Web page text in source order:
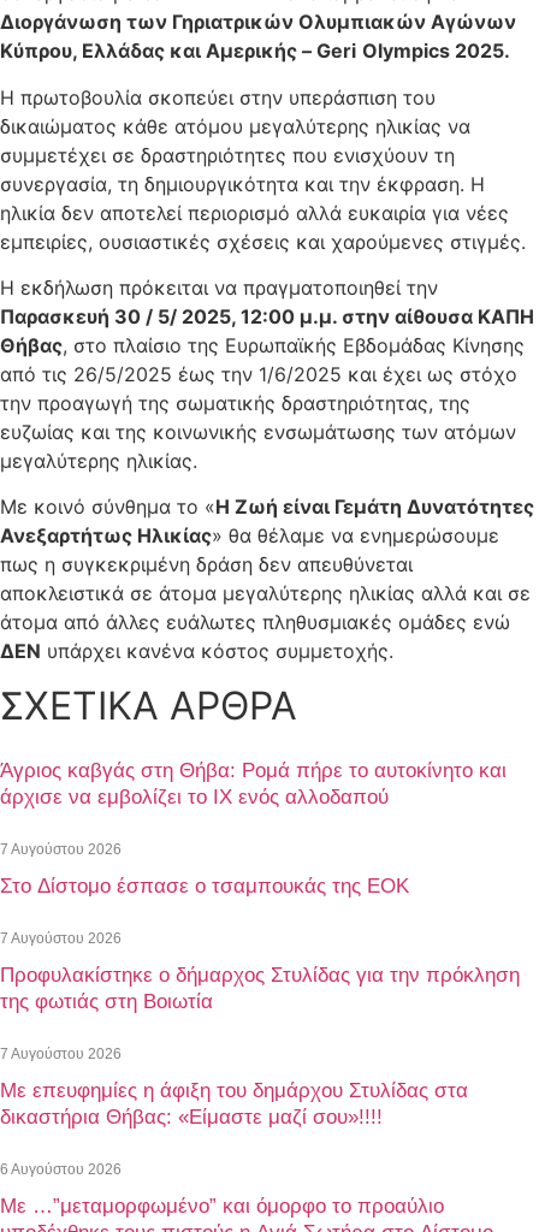
Διοργάνωση των Γηριατρικών Ολυμπιακών Αγώνων
Κύπρου, Ελλάδας και Αμερικής – Geri Olympics 2025.
Η πρωτοβουλία σκοπεύει στην υπεράσπιση του
δικαιώματος κάθε ατόμου μεγαλύτερης ηλικίας να
συμμετέχει σε δραστηριότητες που ενισχύουν τη
συνεργασία, τη δημιουργικότητα και την έκφραση. Η
ηλικία δεν αποτελεί περιορισμό αλλά ευκαιρία για νέες
εμπειρίες, ουσιαστικές σχέσεις και χαρούμενες στιγμές.
Η εκδήλωση πρόκειται να πραγματοποιηθεί την
Παρασκευή 30 / 5/ 2025, 12:00 μ.μ. στην αίθουσα ΚΑΠΗ
Θήβας, στο πλαίσιο της Ευρωπαϊκής Εβδομάδας Κίνησης
από τις 26/5/2025 έως την 1/6/2025 και έχει ως στόχο
την προαγωγή της σωματικής δραστηριότητας, της
ευζωίας και της κοινωνικής ενσωμάτωσης των ατόμων
μεγαλύτερης ηλικίας.
Με κοινό σύνθημα το «Η Ζωή είναι Γεμάτη Δυνατότητες
Ανεξαρτήτως Ηλικίας» θα θέλαμε να ενημερώσουμε
πως η συγκεκριμένη δράση δεν απευθύνεται
αποκλειστικά σε άτομα μεγαλύτερης ηλικίας αλλά και σε
άτομα από άλλες ευάλωτες πληθυσμιακές ομάδες ενώ
ΔΕΝ υπάρχει κανένα κόστος συμμετοχής.
ΣΧΕΤΙΚΑ ΑΡΘΡΑ
Άγριος καβγάς στη Θήβα: Ρομά πήρε το αυτοκίνητο και
άρχισε να εμβολίζει το ΙΧ ενός αλλοδαπού
7 Αυγούστου 2026
Στο Δίστομο έσπασε ο τσαμπουκάς της ΕΟΚ
7 Αυγούστου 2026
Προφυλακίστηκε ο δήμαρχος Στυλίδας για την πρόκληση
της φωτιάς στη Βοιωτία
7 Αυγούστου 2026
Με επευφημίες η άφιξη του δημάρχου Στυλίδας στα
δικαστήρια Θήβας: «Είμαστε μαζί σου»!!!!
6 Αυγούστου 2026
Με …”μεταμορφωμένο” και όμορφο το προαύλιο